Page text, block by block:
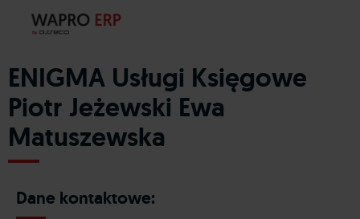
ENIGMA Usługi Księgowe
Piotr Jeżewski Ewa
Matuszewska
Dane kontaktowe: